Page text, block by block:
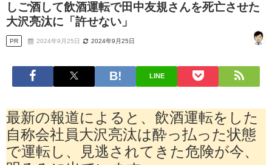
しご酒して飲酒運転で田中友規さんを死亡させた
大沢亮汰に「許せない」
PR 2024年9月25日 2024年9月25日
LINE
最新の報道によると、飲酒運転をした
自称会社員大沢亮汰は酔っ払った状態
で運転し、見逃されてきた危険が今、